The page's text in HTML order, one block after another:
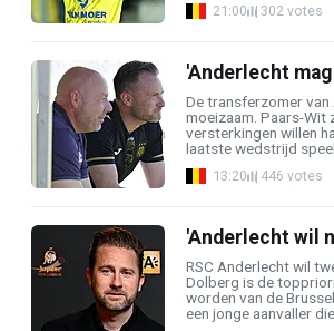
21:00 302 votes
'Anderlecht
De transferzomer
moeizaam. Paars-Wit
versterkingen willen
laatste wedstrijd
13:20 446 votes
'Anderlecht wil
RSC Anderlecht wil
Dolberg is de
worden van de
een jonge aanvaller die